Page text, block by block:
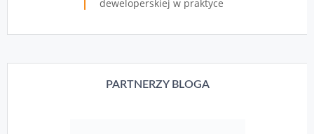
deweloperskiej w praktyce
PARTNERZY BLOGA